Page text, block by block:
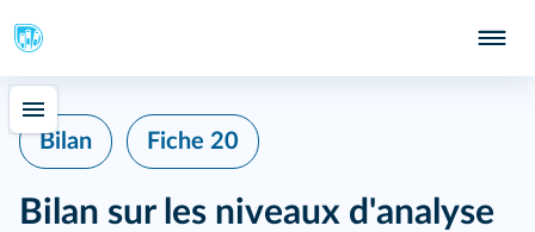
Bilan Fiche 20
Bilan sur les niveaux d'analyse